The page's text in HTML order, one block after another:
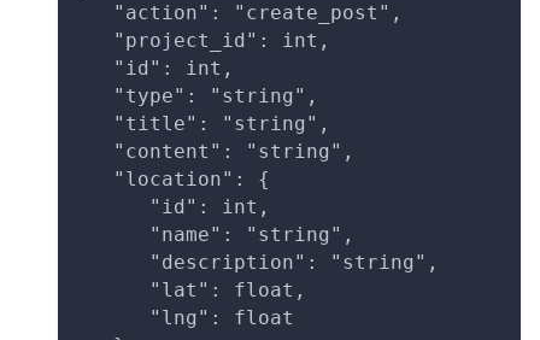
   "action": "create_post",
   "project_id": int,
   "id": int,
   "type": "string",
   "title": "string",
   "content": "string",
   "location": {
      "id": int,
      "name": "string",
      "description": "string",
      "lat": float,
      "lng": float